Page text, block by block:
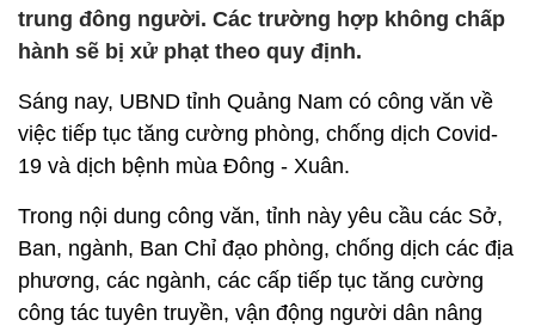
trung đông người. Các trường hợp không chấp
hành sẽ bị xử phạt theo quy định.
Sáng nay, UBND tỉnh Quảng Nam có công văn về
việc tiếp tục tăng cường phòng, chống dịch Covid-
19 và dịch bệnh mùa Đông - Xuân.
Trong nội dung công văn, tỉnh này yêu cầu các Sở,
Ban, ngành, Ban Chỉ đạo phòng, chống dịch các địa
phương, các ngành, các cấp tiếp tục tăng cường
công tác tuyên truyền, vận động người dân nâng